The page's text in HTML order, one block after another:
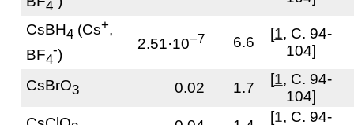
4
CsBH4 (Cs+,
BF4
-)
2.51·10−7 6.6
[1, С. 94-
104]
CsBrO3 0.02 1.7
[1, С. 94-
104]
[1, С. 94-